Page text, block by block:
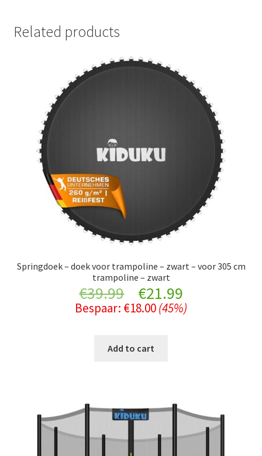
Related products
Springdoek – doek voor trampoline – zwart – voor 305 cm
trampoline – zwart
€39.99
Original
price
was:
€21.99Current
price
Bespaar: €18.00(45%)
Add to cart